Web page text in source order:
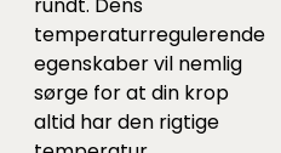
temperaturregulerende
egenskaber vil nemlig
sørge for at din krop
altid har den rigtige